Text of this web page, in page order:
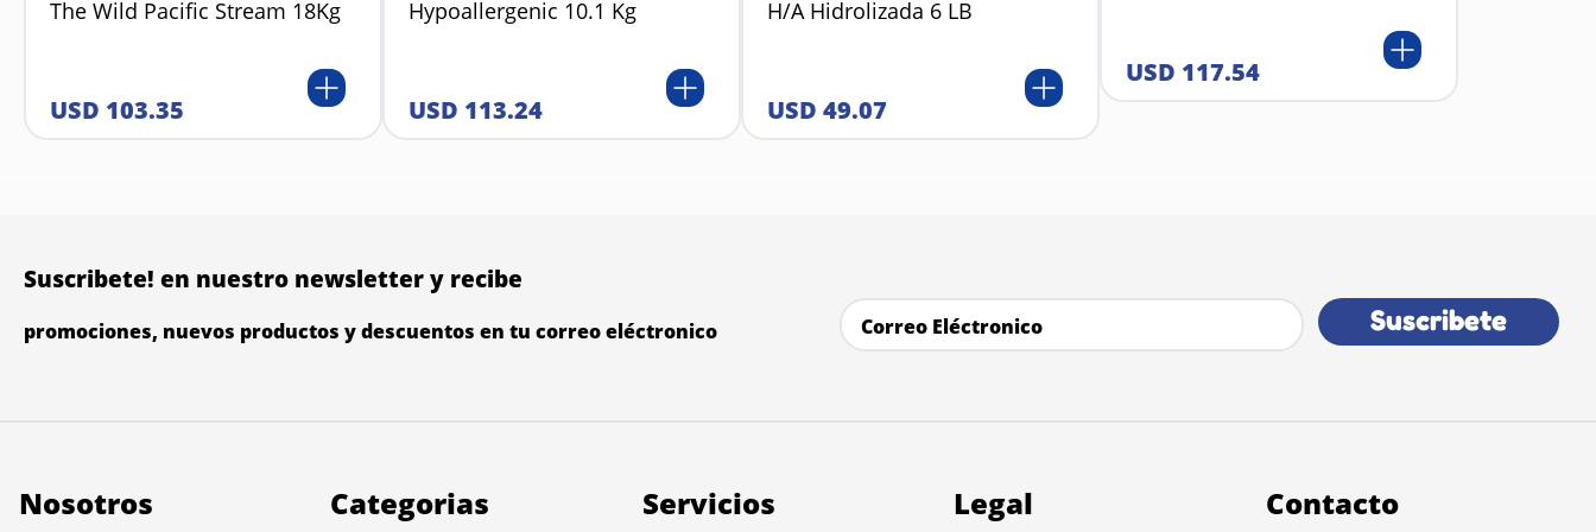
The Wild Pacific Stream 18Kg
USD 103.35
Hypoallergenic 10.1 Kg
USD 113.24
H/A Hidrolizada 6 LB
USD 49.07
USD 117.54
Suscribete! en nuestro newsletter y recibe
promociones, nuevos productos y descuentos en tu correo eléctronico Suscribete
Nosotros Categorias Servicios Legal Contacto